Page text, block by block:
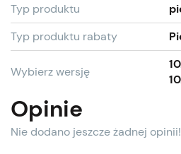
Typ produktu
Typ produktu rabaty
Wybierz wersję
Opinie
Nie dodano jeszcze żadnej opinii!